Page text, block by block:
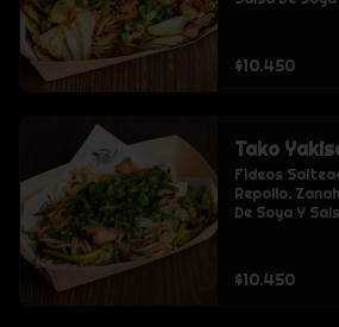
$10.450
Tako
Fideos
Repollo,
De Soya Y
$10.450